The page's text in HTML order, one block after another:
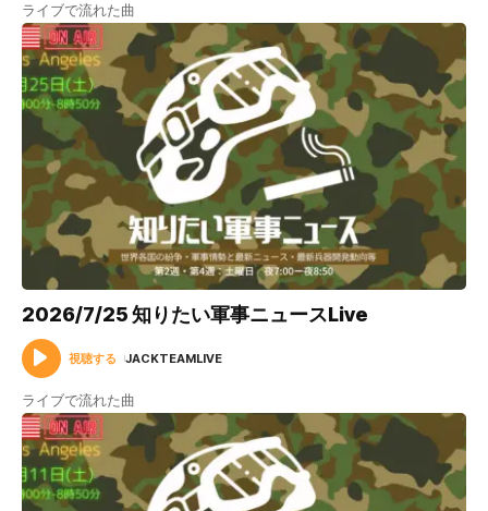
ライブで流れた曲
2026/7/25 知りたい軍事ニュースLive
視聴する JACKTEAMLIVE
ライブで流れた曲